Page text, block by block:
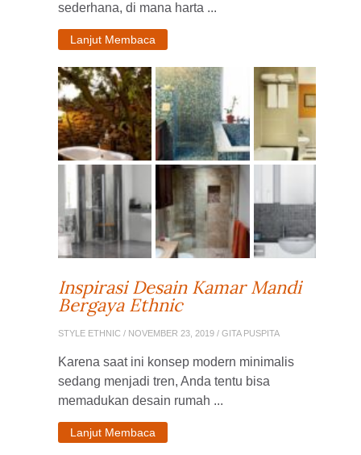
sederhana, di mana harta ...
Lanjut Membaca
Inspirasi Desain Kamar Mandi
Bergaya Ethnic
STYLE ETHNIC / NOVEMBER 23, 2019 / GITA PUSPITA
Karena saat ini konsep modern minimalis
sedang menjadi tren, Anda tentu bisa
memadukan desain rumah ...
Lanjut Membaca